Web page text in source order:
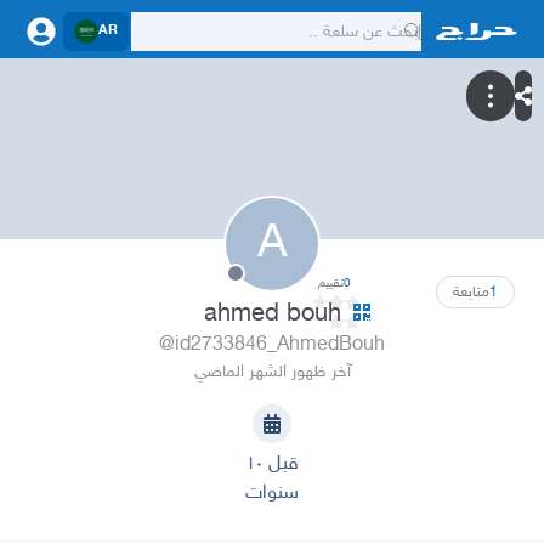
AR
A
1متابعة 0تقييم
ahmed bouh
@id2733846_AhmedBouh
آخر ظهور الشهر الماضي
قبل ١٠
سنوات